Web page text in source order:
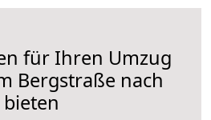
für Ihren Umzug
Bergstraße nach
bieten